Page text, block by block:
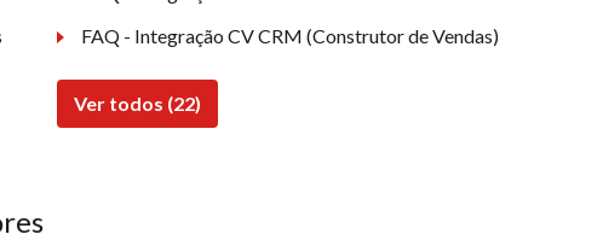
FAQ - Integração CV CRM (Construtor de Vendas)
Ver todos (22)